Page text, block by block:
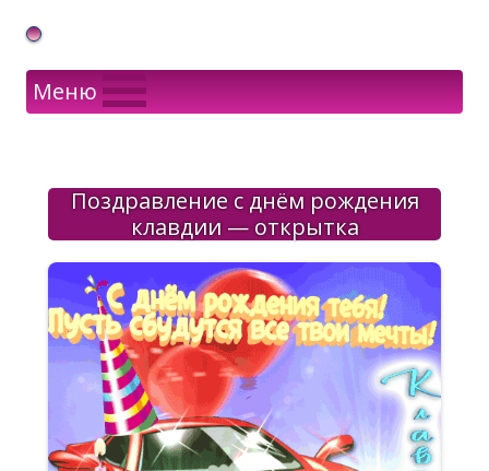
Gif Открытки в подарок
Меню
Поздравление с днём рождения
клавдии — открытка